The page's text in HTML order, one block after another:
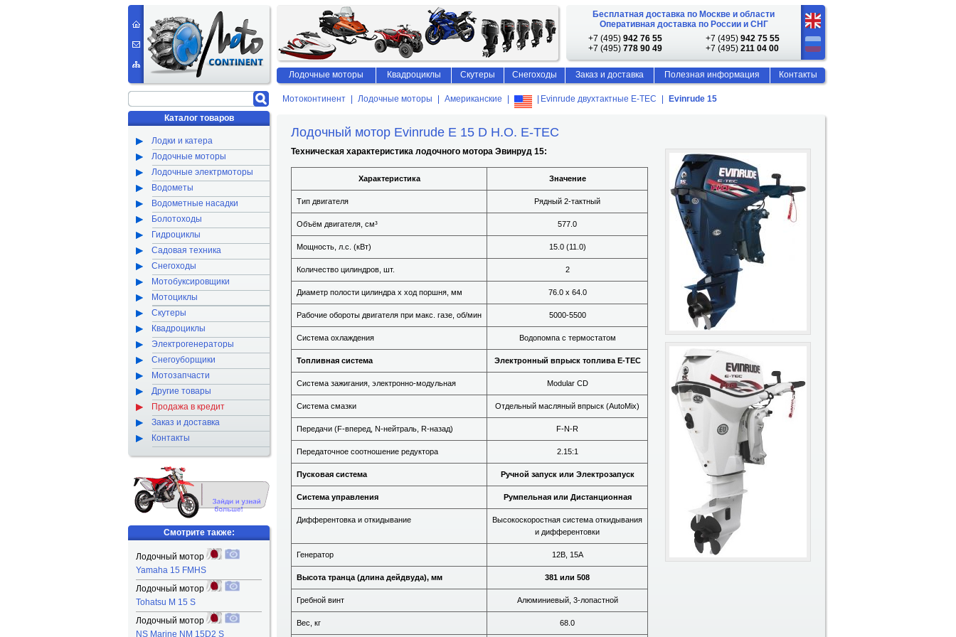
Мотоконтинент Лодочные моторы Американские Evinrude двухтактные E-TEC Evinrude 15
Лодочный мотор Evinrude E 15 D H.O. E-TEC
Техническая характеристика лодочного мотора Эвинруд 15:
Характеристика Значение
Тип двигателя Рядный 2-тактный
Объём двигателя, см³ 577.0
Мощность, л.с. (кВт) 15.0 (11.0)
Количество цилиндров, шт. 2
Диаметр полости цилиндра х ход поршня, мм 76.0 x 64.0
Рабочие обороты двигателя при макс. газе, об/мин 5000-5500
Система охлаждения Водопомпа с термостатом
Топливная система Электронный впрыск топлива E-TEC
Система зажигания, электронно-модульная Modular CD
Система смазки Отдельный масляный впрыск (AutoMix)
Передачи (F-вперед, N-нейтраль, R-назад) F-N-R
Передаточное соотношение редуктора 2.15:1
Пусковая система Ручной запуск или Электрозапуск
Система управления Румпельная или Дистанционная
Дифферентовка и откидывание
Высокоскоростная система откидывания
и дифферентовки
Генератор 12В, 15А
Высота транца (длина дейдвуда), мм 381 или 508
Гребной винт Алюминиевый, 3-лопастной
Вес, кг 68.0
Каталог товаров
Лодки и катера
Лодочные моторы
Лодочные электрмоторы
Водометы
Водометные насадки
Болотоходы
Гидроциклы
Садовая техника
Снегоходы
Мотобуксировщики
Мотоциклы
Скутеры
Квадроциклы
Электрогенераторы
Снегоуборщики
Мотозапчасти
Другие товары
Продажа в кредит
Заказ и доставка
Контакты
Смотрите также:
Лодочный мотор
Yamaha 15 FMHS
Лодочный мотор
Tohatsu M 15 S
Лодочный мотор
NS Marine NM 15D2 S
Бесплатная доставка по Москве и области
Оперативная доставка по России и СНГ
+7 (495) 942 76 55 +7 (495) 942 75 55
+7 (495) 778 90 49 +7 (495) 211 04 00
Лодочные моторы Квадроциклы Скутеры Снегоходы Заказ и доставка Полезная информация Контакты